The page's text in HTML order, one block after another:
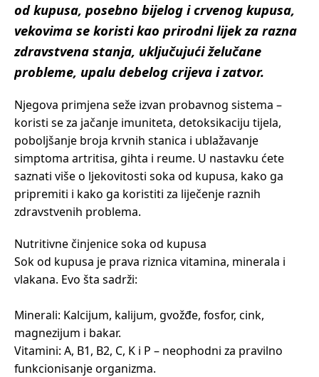
od kupusa, posebno bijelog i crvenog kupusa,
vekovima se koristi kao prirodni lijek za razna
zdravstvena stanja, uključujući želučane
probleme, upalu debelog crijeva i zatvor.
Njegova primjena seže izvan probavnog sistema –
koristi se za jačanje imuniteta, detoksikaciju tijela,
poboljšanje broja krvnih stanica i ublažavanje
simptoma artritisa, gihta i reume. U nastavku ćete
saznati više o ljekovitosti soka od kupusa, kako ga
pripremiti i kako ga koristiti za liječenje raznih
zdravstvenih problema.
Nutritivne činjenice soka od kupusa
Sok od kupusa je prava riznica vitamina, minerala i
vlakana. Evo šta sadrži:
Minerali: Kalcijum, kalijum, gvožđe, fosfor, cink,
magnezijum i bakar.
Vitamini: A, B1, B2, C, K i P – neophodni za pravilno
funkcionisanje organizma.